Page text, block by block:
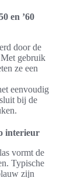
en ’60
door de
gebruik
ze een
eenvoudig
bij de
interieur
vormt de
Typische
zijn